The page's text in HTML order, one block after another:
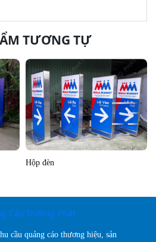
TƯƠNG TỰ
Hộp đèn
cầu quảng cáo thương hiệu, sản